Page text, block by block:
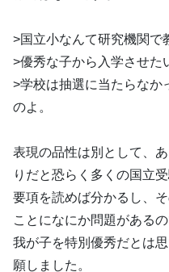
>国立小なんて研究機関で
>優秀な子から入学させた
>学校は抽選に当たらなか
のよ。
表現の品性は別として、
りだと恐らく多くの国立
要項を読めば分かるし、
ことになにか問題がある
我が子を特別優秀だとは
願しました。